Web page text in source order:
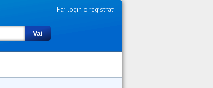
Fai login o registrati
Vai